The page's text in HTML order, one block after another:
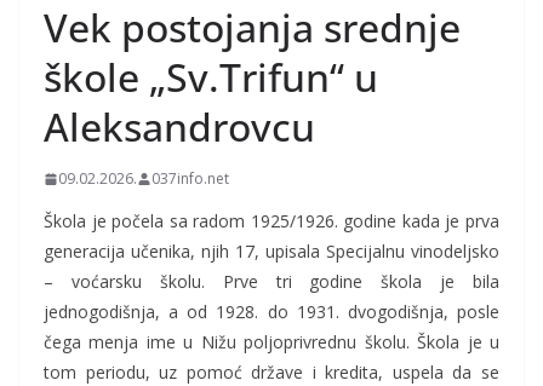
Vek postojanja srednje
škole „Sv.Trifun“ u
Aleksandrovcu
09.02.2026. 037info.net
Škola je počela sa radom 1925/1926. godine kada je prva
generacija učenika, njih 17, upisala Specijalnu vinodeljsko
– voćarsku školu. Prve tri godine škola je bila
jednogodišnja, a od 1928. do 1931. dvogodišnja, posle
čega menja ime u Nižu poljoprivrednu školu. Škola je u
tom periodu, uz pomoć države i kredita, uspela da se